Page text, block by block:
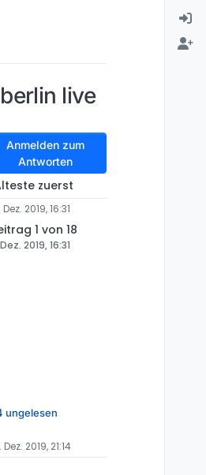
live
Anmelden zum
Antworten
zuerst
Dez. 2019, 16:31
1 von 18
2019, 16:31
ungelesen
Dez. 2019, 21:14